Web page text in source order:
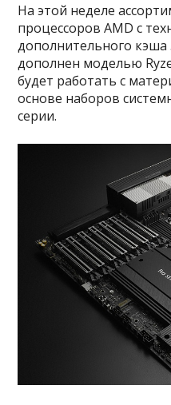
На этой неделе
процессоров AMD с
дополнительного кэша
дополнен моделью
будет работать с
основе наборов
серии.